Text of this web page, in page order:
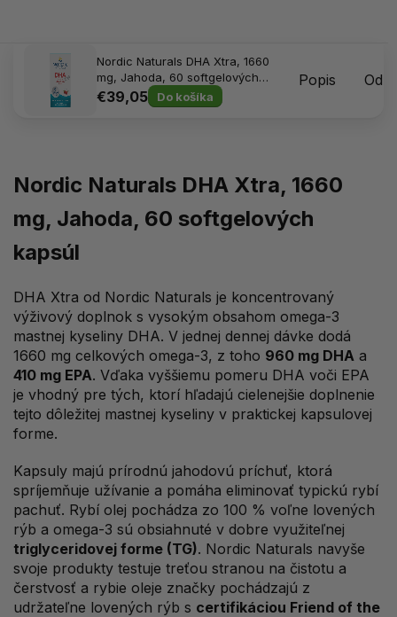
Nordic Naturals DHA Xtra, 1660
mg, Jahoda, 60 softgelových
kapsúl
€39,05 Do košíka
Popis
Nordic Naturals DHA Xtra, 1660
mg, Jahoda, 60 softgelových
kapsúl
DHA Xtra od Nordic Naturals je koncentrovaný
výživový doplnok s vysokým obsahom omega-3
mastnej kyseliny DHA. V jednej dennej dávke dodá
1660 mg celkových omega-3, z toho 960 mg DHA a
410 mg EPA. Vďaka vyššiemu pomeru DHA voči EPA
je vhodný pre tých, ktorí hľadajú cielenejšie doplnenie
tejto dôležitej mastnej kyseliny v praktickej kapsulovej
forme.
Kapsuly majú prírodnú jahodovú príchuť, ktorá
spríjemňuje užívanie a pomáha eliminovať typickú rybí
pachuť. Rybí olej pochádza zo 100 % voľne lovených
rýb a omega-3 sú obsiahnuté v dobre využiteľnej
triglyceridovej forme (TG). Nordic Naturals navyše
svoje produkty testuje treťou stranou na čistotu a
čerstvosť a rybie oleje značky pochádzajú z
udržateľne lovených rýb s certifikáciou Friend of the